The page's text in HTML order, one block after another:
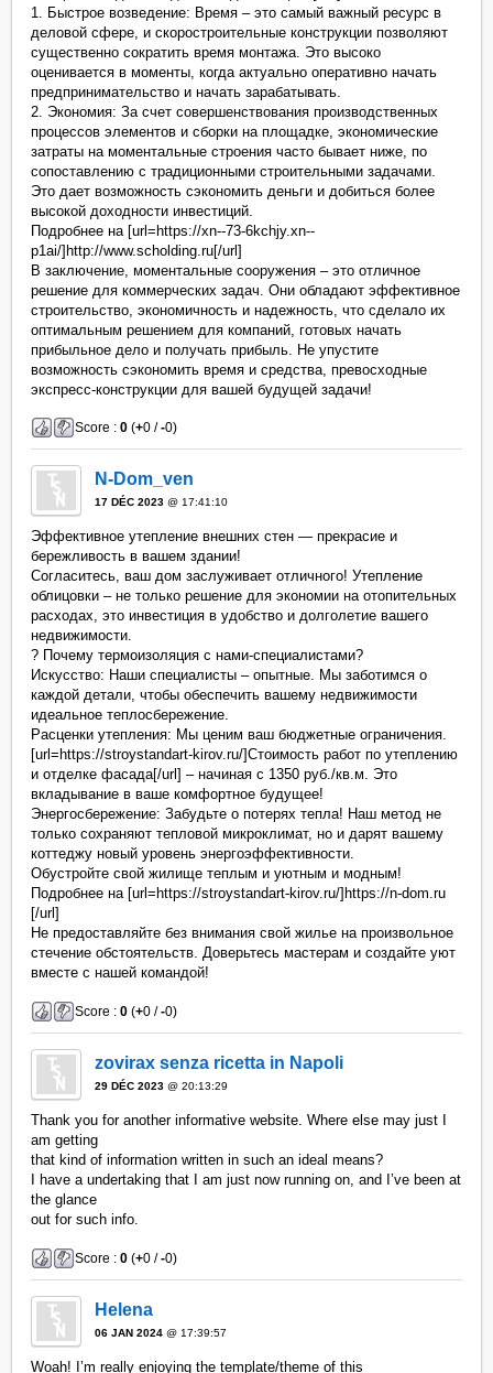
1. Быстрое возведение: Время – это самый важный ресурс в
деловой сфере, и скоростроительные конструкции позволяют
существенно сократить время монтажа. Это высоко
оценивается в моменты, когда актуально оперативно начать
предпринимательство и начать зарабатывать.
2. Экономия: За счет совершенствования производственных
процессов элементов и сборки на площадке, экономические
затраты на моментальные строения часто бывает ниже, по
сопоставлению с традиционными строительными задачами.
Это дает возможность сэкономить деньги и добиться более
высокой доходности инвестиций.
Подробнее на [url=https://xn--73-6kchjy.xn--
p1ai/]http://www.scholding.ru[/url]
В заключение, моментальные сооружения – это отличное
решение для коммерческих задач. Они обладают эффективное
строительство, экономичность и надежность, что сделало их
оптимальным решением для компаний, готовых начать
прибыльное дело и получать прибыль. Не упустите
возможность сэкономить время и средства, превосходные
экспресс-конструкции для вашей будущей задачи!
Score :0 (+0 /-0)
N-Dom_ven
17 DÉC 2023 @ 17:41:10
Эффективное утепление внешних стен — прекрасие и
бережливость в вашем здании!
Согласитесь, ваш дом заслуживает отличного! Утепление
облицовки – не только решение для экономии на отопительных
расходах, это инвестиция в удобство и долголетие вашего
недвижимости.
? Почему термоизоляция с нами-специалистами?
Искусство: Наши специалисты – опытные. Мы заботимся о
каждой детали, чтобы обеспечить вашему недвижимости
идеальное теплосбережение.
Расценки утепления: Мы ценим ваш бюджетные ограничения.
[url=https://stroystandart-kirov.ru/]Стоимость работ по утеплению
и отделке фасада[/url] – начиная с 1350 руб./кв.м. Это
вкладывание в ваше комфортное будущее!
Энергосбережение: Забудьте о потерях тепла! Наш метод не
только сохраняют тепловой микроклимат, но и дарят вашему
коттеджу новый уровень энергоэффективности.
Обустройте свой жилище теплым и уютным и модным!
Подробнее на [url=https://stroystandart-kirov.ru/]https://n-dom.ru
[/url]
Не предоставляйте без внимания свой жилье на произвольное
стечение обстоятельств. Доверьтесь мастерам и создайте уют
вместе с нашей командой!
Score :0 (+0 /-0)
zovirax senza ricetta in Napoli
29 DÉC 2023 @ 20:13:29
Thank you for another informative website. Where else may just I
am getting
that kind of information written in such an ideal means?
I have a undertaking that I am just now running on, and I’ve been at
the glance
out for such info.
Score :0 (+0 /-0)
Helena
06 JAN 2024 @ 17:39:57
Woah! I’m really enjoying the template/theme of this